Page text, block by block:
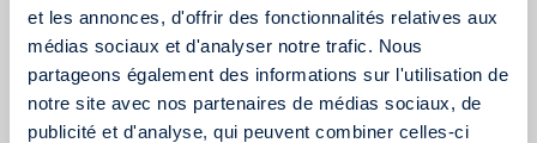
et les annonces, d'offrir des fonctionnalités relatives aux
médias sociaux et d'analyser notre trafic. Nous
partageons également des informations sur l'utilisation de
notre site avec nos partenaires de médias sociaux, de
publicité et d'analyse, qui peuvent combiner celles-ci
UTILITAIRES DISPONIBLES À PORT DE BOUC (ALLER SIMPLE
UNIQUEMENT)